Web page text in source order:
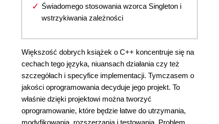
Świadomego stosowania wzorca Singleton i
wstrzykiwania zależności
Większość dobrych książek o C++ koncentruje się na
cechach tego języka, niuansach działania czy też
szczegółach i specyfice implementacji. Tymczasem o
jakości oprogramowania decyduje jego projekt. To
właśnie dzięki projektowi można tworzyć
oprogramowanie, które będzie łatwe do utrzymania,